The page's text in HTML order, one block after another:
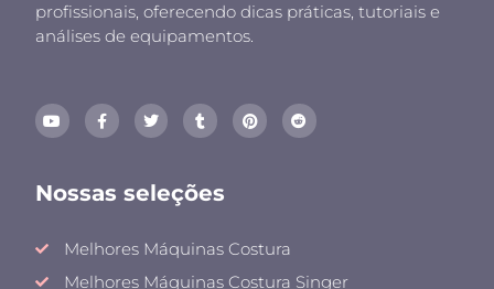
profissionais, oferecendo dicas práticas, tutoriais e
análises de equipamentos.
Nossas seleções
Melhores Máquinas Costura
Melhores Máquinas Costura Singer